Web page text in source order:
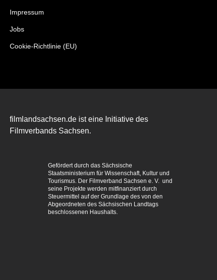
Impressum
Jobs
Cookie-Richtlinie (EU)
filmlandsachsen.de ist eine Initiative des
Filmverbands Sachsen.
Gefördert durch das Sächsische
Staatsministerium für Wissenschaft, Kultur und
Tourismus. Der Filmverband Sachsen e. V. und
seine Projekte werden mitfinanziert durch
Steuermittel auf der Grundlage des von den
Abgeordneten des Sächsischen Landtags
beschlossenen Haushalts.